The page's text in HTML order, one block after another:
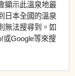
顯示此溫泉地最
日本全國的溫泉
無法搜尋到。如
或Google等來搜